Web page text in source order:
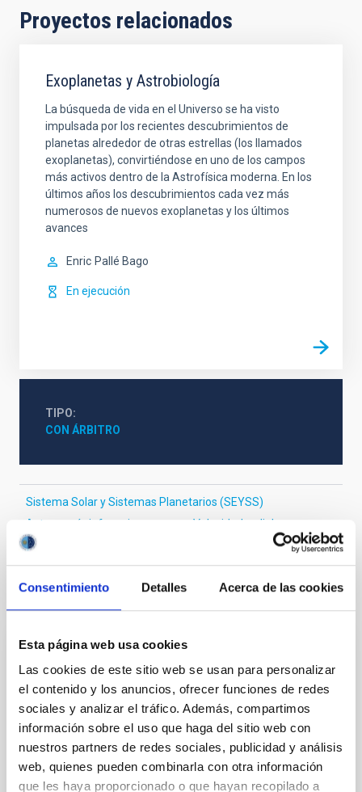
Consentimiento Detalles Acerca de las cookies
Esta página web usa cookies
Las cookies de este sitio web se usan para personalizar
el contenido y los anuncios, ofrecer funciones de redes
sociales y analizar el tráfico. Además, compartimos
información sobre el uso que haga del sitio web con
nuestros partners de redes sociales, publicidad y análisis
web, quienes pueden combinarla con otra información
que les haya proporcionado o que hayan recopilado a
Proyectos relacionados
Exoplanetas y Astrobiología
La búsqueda de vida en el Universo se ha visto
impulsada por los recientes descubrimientos de
planetas alrededor de otras estrellas (los llamados
exoplanetas), convirtiéndose en uno de los campos
más activos dentro de la Astrofísica moderna. En los
últimos años los descubrimientos cada vez más
numerosos de nuevos exoplanetas y los últimos
avances
Enric Pallé Bago
En ejecución
TIPO
CON ÁRBITRO
Sistema Solar y Sistemas Planetarios (SEYSS)
Astronomía infrarroja cercana
Velocidad radial
Te puede interesar
Magnetic Field Alignment with Dense
Cores in the Transition between Cloud and
Core Scales
In a magnetically dominated model of star formation,
we expect to see alignments between the magnetic